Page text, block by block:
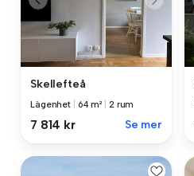
Skellefteå
Lägenhet 64 m² 2 rum
7 814 kr Se mer